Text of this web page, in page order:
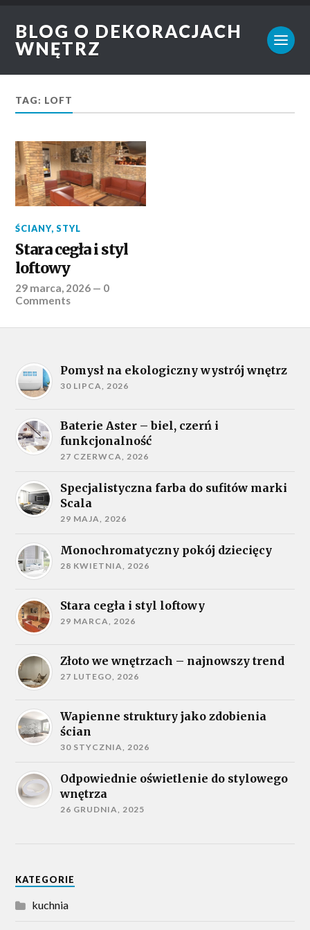
BLOG O DEKORACJACH
WNĘTRZ
TAG: LOFT
ŚCIANY,STYL
Stara cegła i styl
loftowy
29 marca, 2026 — 0
Comments
Pomysł na ekologiczny wystrój wnętrz
30 LIPCA, 2026
Baterie Aster – biel, czerń i
funkcjonalność
27 CZERWCA, 2026
Specjalistyczna farba do sufitów marki
Scala
29 MAJA, 2026
Monochromatyczny pokój dziecięcy
28 KWIETNIA, 2026
Stara cegła i styl loftowy
29 MARCA, 2026
Złoto we wnętrzach – najnowszy trend
27 LUTEGO, 2026
Wapienne struktury jako zdobienia
ścian
30 STYCZNIA, 2026
Odpowiednie oświetlenie do stylowego
wnętrza
26 GRUDNIA, 2025
KATEGORIE
kuchnia